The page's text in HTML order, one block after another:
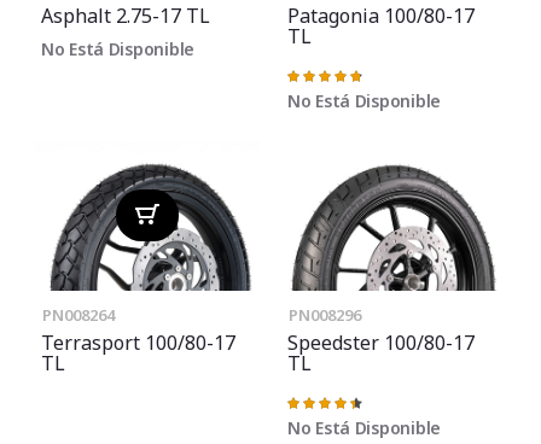
Asphalt 2.75-17 TL
No Está Disponible
Patagonia 100/80-17
TL
Valoración:
97%
No Está Disponible
PN008264
Terrasport 100/80-17
TL
PN008296
Speedster 100/80-17
TL
Valoración:
91%
No Está Disponible